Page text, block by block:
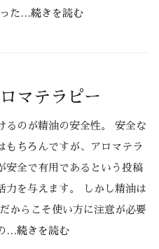
た
…続きを読む
マテラピー
るのが精油の安全性。 安全な
もちろんですが、アロマテラ
安全で有用であるという投稿
力を与えます。 しかし精油は
からこそ使い方に注意が必要
…続きを読む